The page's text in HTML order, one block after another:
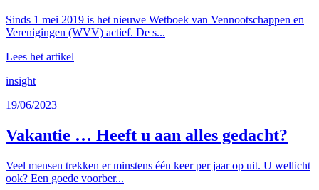
Sinds 1 mei 2019 is het nieuwe Wetboek van Vennootschappen en
Verenigingen (WVV) actief. De s...
Lees het artikel
insight
19/06/2023
Vakantie … Heeft u aan alles gedacht?
Veel mensen trekken er minstens één keer per jaar op uit. U wellicht
ook? Een goede voorber...